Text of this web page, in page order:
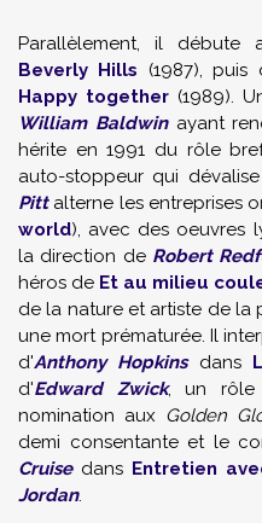
Parallèlement, il débute
Beverly Hills (1987),
Happy together (1989).
William Baldwinayant
hérite en 1991 du rôle
auto-stoppeur qui dévalise
Pittalterne les entreprises
world), avec des oeuvres
la direction de Robert
héros de Et au milieu
de la nature et artiste de la
une mort prématurée. Il
d'Anthony Hopkinsdans
d'Edward Zwick, un rôle
nomination aux Golden
demi consentante et le
Cruisedans Entretien
Jordan.